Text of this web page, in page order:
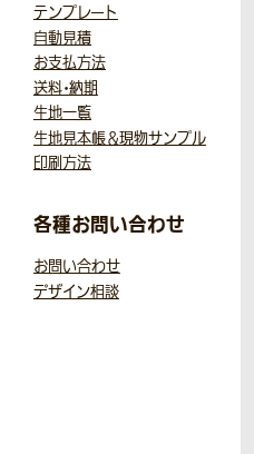
テンプレート
自動見積
お支払方法
送料・納期
生地一覧
生地見本帳＆現物サンプル
印刷方法
各種お問い合わせ
お問い合わせ
デザイン相談